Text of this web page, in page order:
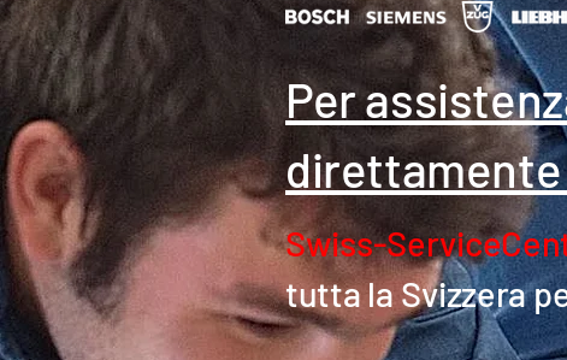
Per
Swiss-
tutta la Svizzera